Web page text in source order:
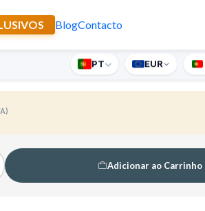
BlogContacto
supresa para encomendas superiores a
PT EUR
Adicionar ao Carrinho